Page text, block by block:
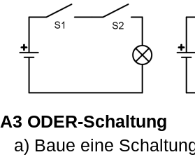
A3 ODER-Schaltung
a) Baue eine